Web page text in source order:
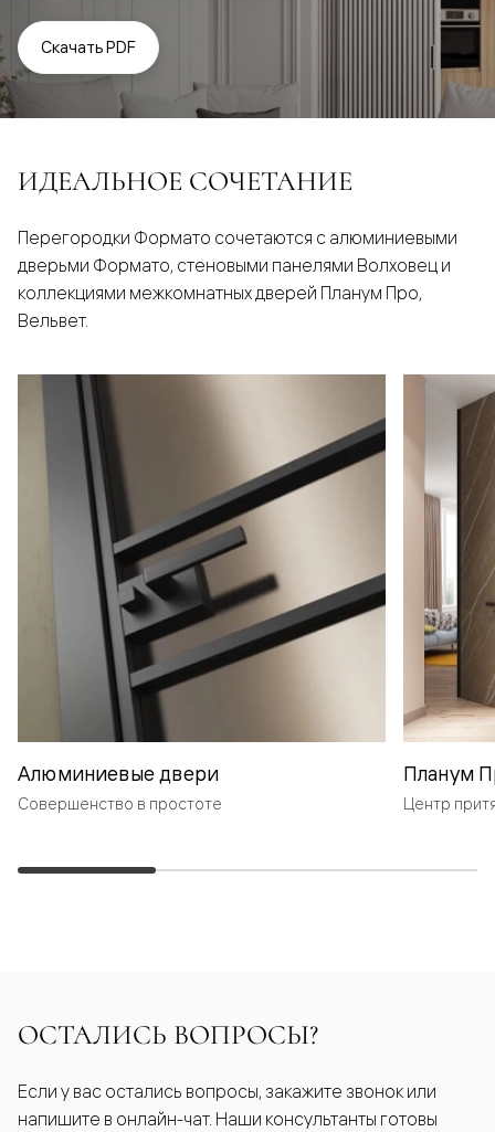
Скачать PDF
ИДЕАЛЬНОЕ СОЧЕТАНИЕ
Перегородки Формато сочетаются с алюминиевыми
дверьми Формато, стеновыми панелями Волховец и
коллекциями межкомнатных дверей Планум Про,
Вельвет.
Алюминиевые двери
Совершенство в простоте
Планум
Центр
ОСТАЛИСЬ ВОПРОСЫ?
Если у вас остались вопросы, закажите звонок или
напишите в онлайн-чат. Наши консультанты готовы